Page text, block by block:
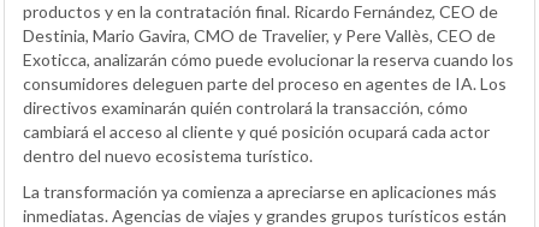
productos y en la contratación final. Ricardo Fernández, CEO de
Destinia, Mario Gavira, CMO de Travelier, y Pere Vallès, CEO de
Exoticca, analizarán cómo puede evolucionar la reserva cuando los
consumidores deleguen parte del proceso en agentes de IA. Los
directivos examinarán quién controlará la transacción, cómo
cambiará el acceso al cliente y qué posición ocupará cada actor
dentro del nuevo ecosistema turístico.
La transformación ya comienza a apreciarse en aplicaciones más
inmediatas. Agencias de viajes y grandes grupos turísticos están